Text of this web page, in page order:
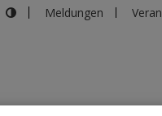
Meldungen